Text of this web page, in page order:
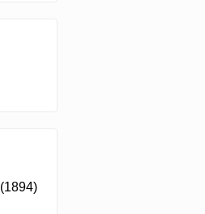
(1894)